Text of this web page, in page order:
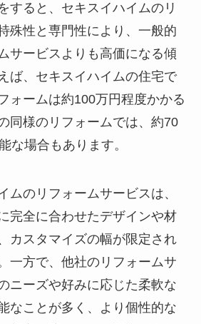
すると、セキスイハイムのリ
殊性と専門性により、一般的
サービスよりも高価になる傾
ば、セキスイハイムの住宅で
ォームは約100万円程度かかる
同様のリフォームでは、約70
な場合もあります。
ムのリフォームサービスは、
完全に合わせたデザインや材
カスタマイズの幅が限定され
一方で、他社のリフォームサ
ニーズや好みに応じた柔軟な
なことが多く、より個性的な